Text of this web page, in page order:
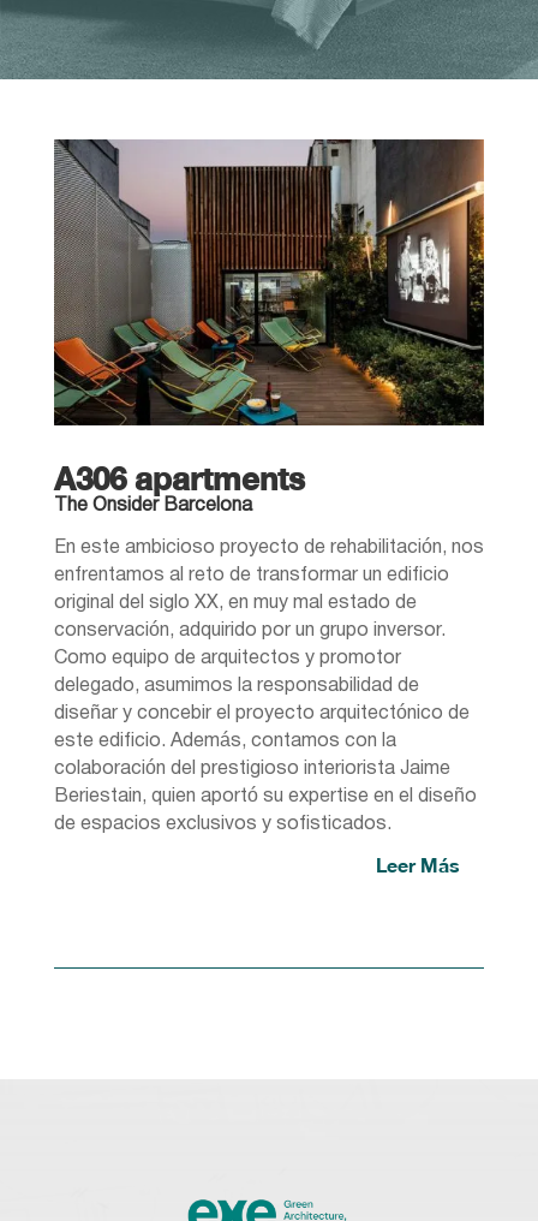
A306 apartments
The Onsider Barcelona
En este ambicioso proyecto de rehabilitación, nos
enfrentamos al reto de transformar un edificio
original del siglo XX, en muy mal estado de
conservación, adquirido por un grupo inversor.
Como equipo de arquitectos y promotor
delegado, asumimos la responsabilidad de
diseñar y concebir el proyecto arquitectónico de
este edificio. Además, contamos con la
colaboración del prestigioso interiorista Jaime
Beriestain, quien aportó su expertise en el diseño
de espacios exclusivos y sofisticados.
Leer Más